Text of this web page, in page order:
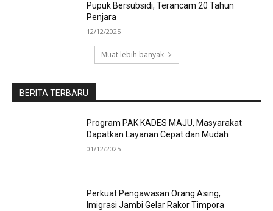
Pupuk Bersubsidi, Terancam 20 Tahun
Penjara
12/12/2025
Muat lebih banyak
BERITA TERBARU
Program PAK KADES MAJU, Masyarakat
Dapatkan Layanan Cepat dan Mudah
01/12/2025
Perkuat Pengawasan Orang Asing,
Imigrasi Jambi Gelar Rakor Timpora